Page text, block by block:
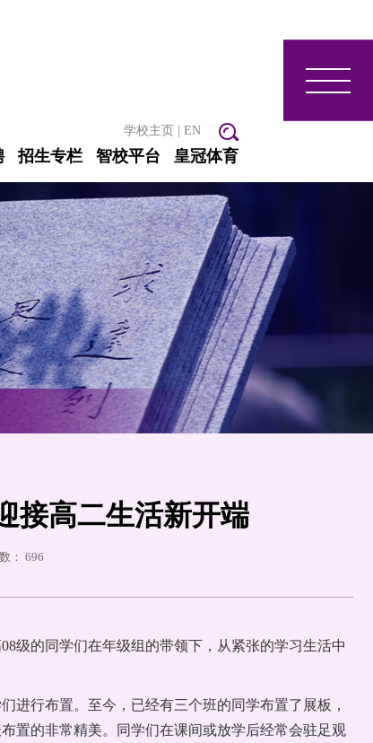
学校主页 EN
招生专栏 智校平台 皇冠体育
接高二生活新开端
： 696
级的同学们在年级组的带领下，从紧张的学习生活中
行布置。至今，已经有三个班的同学布置了展板，
置的非常精美。同学们在课间或放学后经常会驻足观